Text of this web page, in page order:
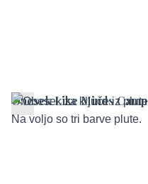
Obesek Like Minds Camp